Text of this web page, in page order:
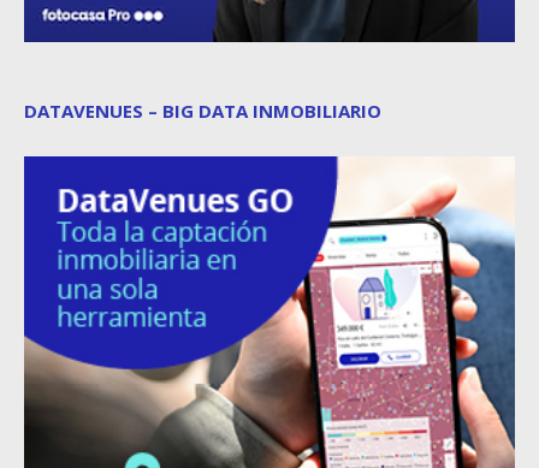
DATAVENUES – BIG DATA INMOBILIARIO